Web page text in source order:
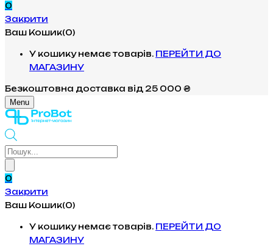
0
Закрити
Ваш Кошик(0)
У кошику немає товарів. ПЕРЕЙТИ ДО
МАГАЗИНУ
Безкоштовна доставка від 25 000 ₴
Menu
Products
0
Закрити
Ваш Кошик(0)
У кошику немає товарів. ПЕРЕЙТИ ДО
МАГАЗИНУ